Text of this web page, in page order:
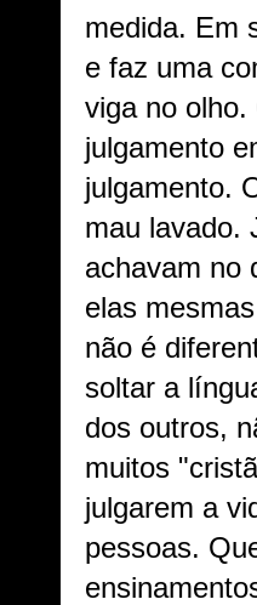
medida. Em
e faz uma
viga no
julgamento
julgamento.
mau lavado.
achavam no
elas
não é
soltar a
dos outros,
muitos
julgarem a
pessoas.